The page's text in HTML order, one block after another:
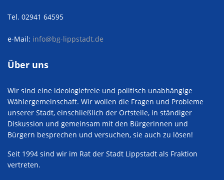
Tel. 02941 64595
e-Mail: info@bg-lippstadt.de
Über uns
Wir sind eine ideologiefreie und politisch unabhängige
Wählergemeinschaft. Wir wollen die Fragen und Probleme
unserer Stadt, einschließlich der Ortsteile, in ständiger
Diskussion und gemeinsam mit den Bürgerinnen und
Bürgern besprechen und versuchen, sie auch zu lösen!
Seit 1994 sind wir im Rat der Stadt Lippstadt als Fraktion
vertreten.